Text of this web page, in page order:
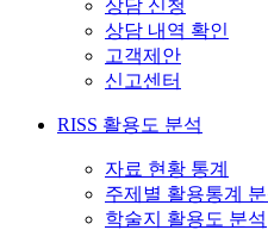
상담 신청
상담 내역 확인
고객제안
신고센터
RISS 활용도 분석
자료 현황 통계
주제별 활용통계
학술지 활용도 분석